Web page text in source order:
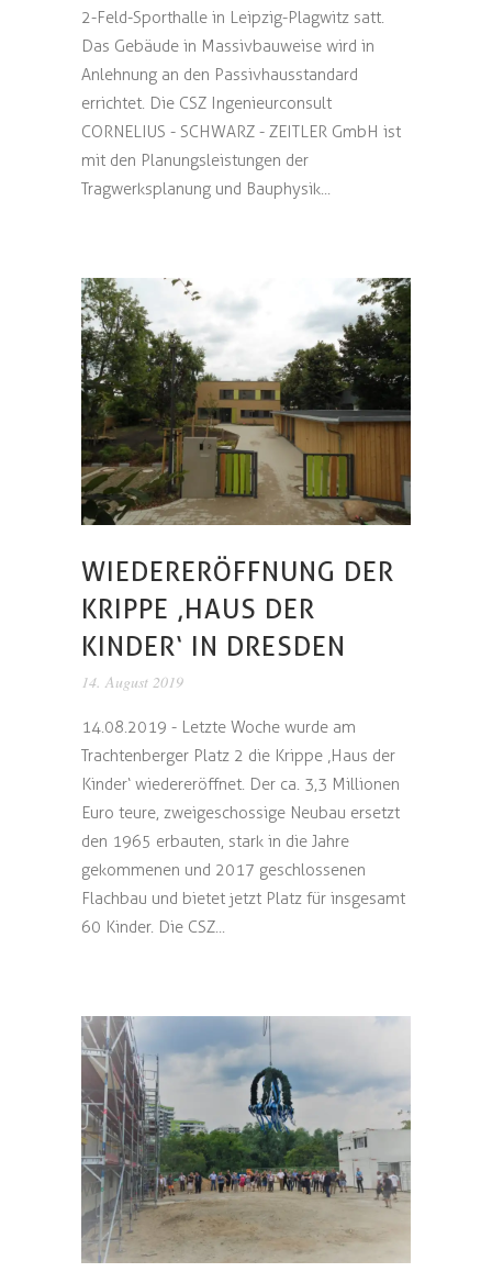
2-Feld-Sporthalle in Leipzig-Plagwitz satt.
Das Gebäude in Massivbauweise wird in
Anlehnung an den Passivhausstandard
errichtet. Die CSZ Ingenieurconsult
CORNELIUS - SCHWARZ - ZEITLER GmbH ist
mit den Planungsleistungen der
Tragwerksplanung und Bauphysik...
WIEDERERÖFFNUNG DER
KRIPPE ‚HAUS DER
KINDER‘ IN DRESDEN
14. August 2019
14.08.2019 - Letzte Woche wurde am
Trachtenberger Platz 2 die Krippe ‚Haus der
Kinder‘ wiedereröffnet. Der ca. 3,3 Millionen
Euro teure, zweigeschossige Neubau ersetzt
den 1965 erbauten, stark in die Jahre
gekommenen und 2017 geschlossenen
Flachbau und bietet jetzt Platz für insgesamt
60 Kinder. Die CSZ...